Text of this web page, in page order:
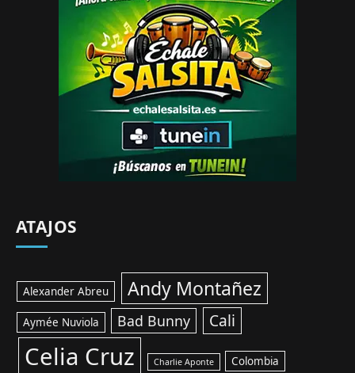
ATAJOS
Alexander Abreu Andy Montañez
Aymée Nuviola Bad Bunny Cali
Celia Cruz Charlie Aponte Colombia